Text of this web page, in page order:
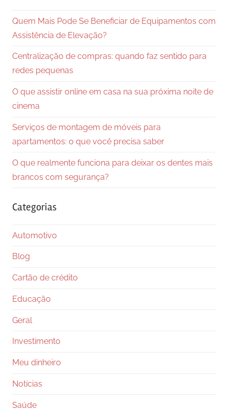
Quem Mais Pode Se Beneficiar de Equipamentos com
Assistência de Elevação?
Centralização de compras: quando faz sentido para
redes pequenas
O que assistir online em casa na sua próxima noite de
cinema
Serviços de montagem de móveis para
apartamentos: o que você precisa saber
O que realmente funciona para deixar os dentes mais
brancos com segurança?
Categorias
Automotivo
Blog
Cartão de crédito
Educação
Geral
Investimento
Meu dinheiro
Notícias
Saúde